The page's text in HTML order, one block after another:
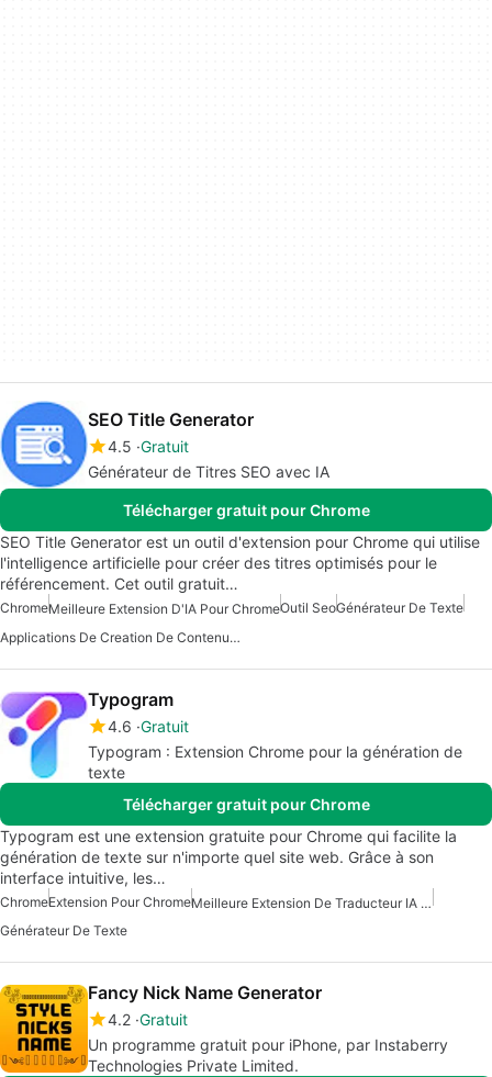
SEO Title Generator
4.5 Gratuit
Générateur de Titres SEO avec IA
Télécharger gratuit pour Chrome
SEO Title Generator est un outil d'extension pour Chrome qui utilise
l'intelligence artificielle pour créer des titres optimisés pour le
référencement. Cet outil gratuit…
ChromeMeilleure Extension D'IA Pour ChromeOutil SeoGénérateur De Texte
Applications De Creation De Contenu Avec Intelligence Artificielle
Typogram
4.6 Gratuit
Typogram : Extension Chrome pour la génération de
texte
Télécharger gratuit pour Chrome
Typogram est une extension gratuite pour Chrome qui facilite la
génération de texte sur n'importe quel site web. Grâce à son
interface intuitive, les…
ChromeExtension Pour Chrome
Meilleure Extension De Traducteur IA Pour Chrome
Générateur De Texte
Fancy Nick Name Generator
4.2 Gratuit
Un programme gratuit pour iPhone, par Instaberry
Technologies Private Limited.